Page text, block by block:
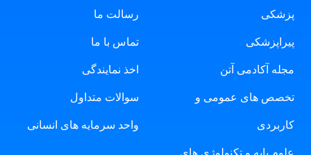
پزشکی
پیراپزشکی
مجله آکادمی آتن
تخصص های عمومی و
کاربردی
رسالت ما
تماس با ما
اخذ نمایندگی
سوالات متداول
واحد سرمایه های انسانی